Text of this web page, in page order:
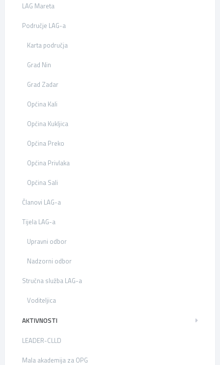
LAG Mareta
Područje LAG-a
Karta područja
Grad Nin
Grad Zadar
Općina Kali
Općina Kukljica
Općina Preko
Općina Privlaka
Općina Sali
Članovi LAG-a
Tijela LAG-a
Upravni odbor
Nadzorni odbor
Stručna služba LAG-a
Voditeljica
AKTIVNOSTI
LEADER-CLLD
Mala akademija za OPG